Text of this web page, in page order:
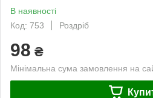
В наявності
Код: 753
Роздріб
98 ₴
Мінімальна сума замовлення на